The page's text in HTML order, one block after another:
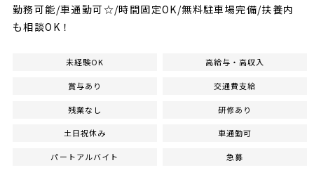
勤務可能/車通勤可☆/時間固定OK/無料駐車場完備/扶養内
も相談OK！
未経験OK 高給与・高収入
賞与あり 交通費支給
残業なし 研修あり
土日祝休み 車通勤可
パートアルバイト 急募